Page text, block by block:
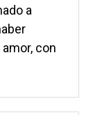
a
con